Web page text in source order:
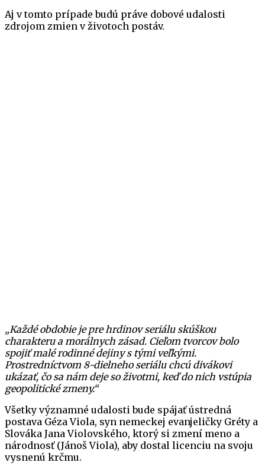
Aj v tomto prípade budú práve dobové udalosti
zdrojom zmien v životoch postáv.
„Každé obdobie je pre hrdinov seriálu skúškou
charakteru a morálnych zásad. Cieľom tvorcov bolo
spojiť malé rodinné dejiny s tými veľkými.
Prostredníctvom 8-dielneho seriálu chcú divákovi
ukázať, čo sa nám deje so životmi, keď do nich vstúpia
geopolitické zmeny.“
Všetky významné udalosti bude spájať ústredná
postava Géza Viola, syn nemeckej evanjeličky Gréty a
Slováka Jana Violovského, ktorý si zmení meno a
národnosť (Jánoš Viola), aby dostal licenciu na svoju
vysnenú krčmu.